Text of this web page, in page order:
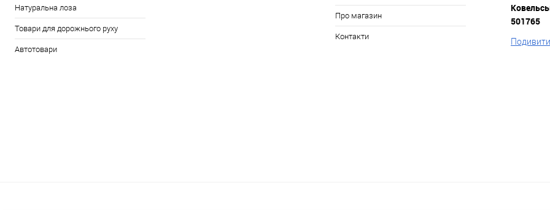
Натуральна лоза
Товари для дорожнього руху
Автотовари
Про магазин
Контакти
501765